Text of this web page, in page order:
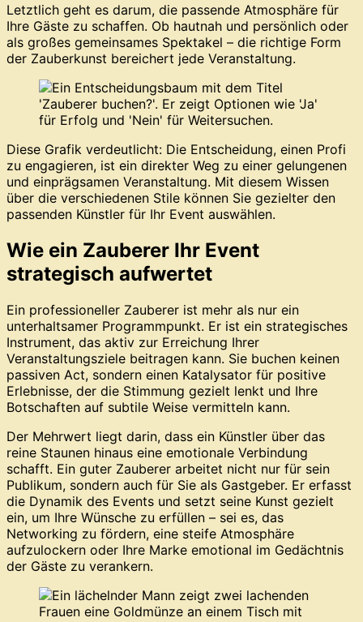
Letztlich geht es darum, die passende Atmosphäre für
Ihre Gäste zu schaffen. Ob hautnah und persönlich oder
als großes gemeinsames Spektakel – die richtige Form
der Zauberkunst bereichert jede Veranstaltung.
Diese Grafik verdeutlicht: Die Entscheidung, einen Profi
zu engagieren, ist ein direkter Weg zu einer gelungenen
und einprägsamen Veranstaltung. Mit diesem Wissen
über die verschiedenen Stile können Sie gezielter den
passenden Künstler für Ihr Event auswählen.
Wie ein Zauberer Ihr Event
strategisch aufwertet
Ein professioneller Zauberer ist mehr als nur ein
unterhaltsamer Programmpunkt. Er ist ein strategisches
Instrument, das aktiv zur Erreichung Ihrer
Veranstaltungsziele beitragen kann. Sie buchen keinen
passiven Act, sondern einen Katalysator für positive
Erlebnisse, der die Stimmung gezielt lenkt und Ihre
Botschaften auf subtile Weise vermitteln kann.
Der Mehrwert liegt darin, dass ein Künstler über das
reine Staunen hinaus eine emotionale Verbindung
schafft. Ein guter Zauberer arbeitet nicht nur für sein
Publikum, sondern auch für Sie als Gastgeber. Er erfasst
die Dynamik des Events und setzt seine Kunst gezielt
ein, um Ihre Wünsche zu erfüllen – sei es, das
Networking zu fördern, eine steife Atmosphäre
aufzulockern oder Ihre Marke emotional im Gedächtnis
der Gäste zu verankern.